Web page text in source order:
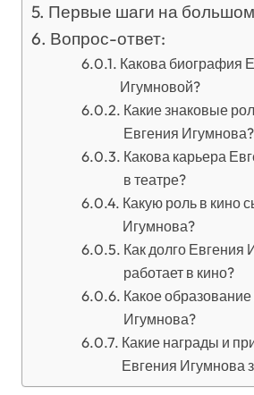
Первые шаги на
Вопрос-ответ:
Какова биография
Игумновой?
Какие знаковые
Евгения Игумнова?
Какова карьера
в театре?
Какую роль в кино
Игумнова?
Как долго Евгения
работает в кино?
Какое
Игумнова?
Какие награды и
Евгения Игумнова